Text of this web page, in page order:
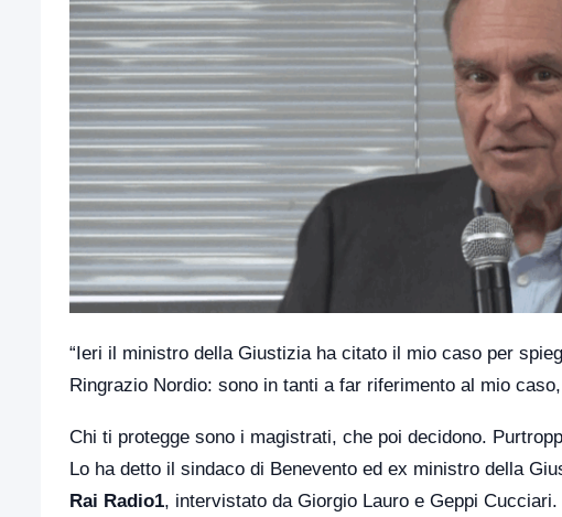
“Ieri il ministro della Giustizia ha citato il mio caso per
Ringrazio Nordio: sono in tanti a far riferimento al mio
Chi ti protegge sono i magistrati, che poi decidono.
Lo ha detto il sindaco di Benevento ed ex ministro della
Rai Radio1, intervistato da Giorgio Lauro e Geppi Cucciari.